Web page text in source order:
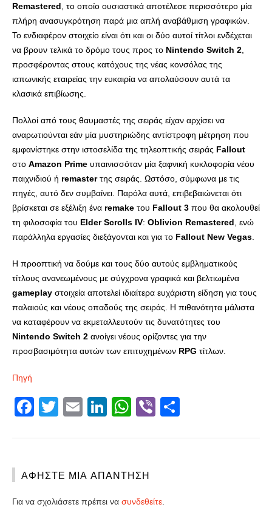
Remastered , το οποίο ουσιαστικά αποτέλεσε περισσότερο μία
πλήρη ανασυγκρότηση παρά μια απλή αναβάθμιση γραφικών.
Το ενδιαφέρον στοιχείο είναι ότι και οι δύο αυτοί τίτλοι ενδέχεται
να βρουν τελικά το δρόμο τους προς το Nintendo Switch 2
προσφέροντας στους κατόχους της νέας κονσόλας της
ιαπωνικής εταιρείας την ευκαιρία να απολαύσουν αυτά τα
κλασικά επιβίωσης.
Πολλοί από τους θαυμαστές της σειράς είχαν αρχίσει να
αναρωτιούνται εάν μία μυστηριώδης αντίστροφη μέτρηση που
εμφανίστηκε στην ιστοσελίδα της τηλεοπτικής σειράς Fallout
στο Amazon Prime υπαινισσόταν μία ξαφνική κυκλοφορία νέου
παιχνιδιού ή remasterτης σειράς. Ωστόσο, σύμφωνα με τις
πηγές, αυτό δεν συμβαίνει. Παρόλα αυτά, επιβεβαιώνεται ότι
βρίσκεται σε εξέλιξη ένα remake του Fallout 3 που θα ακολουθεί
τη φιλοσοφία του Elder Scrolls IV: Oblivion Remastered , ενώ
παράλληλα εργασίες διεξάγονται και για το Fallout New Vegas
Η προοπτική να δούμε και τους δύο αυτούς εμβληματικούς
τίτλους ανανεωμένους με σύγχρονα γραφικά και βελτιωμένα
gameplay στοιχεία αποτελεί ιδιαίτερα ευχάριστη είδηση για τους
παλαιούς και νέους οπαδούς της σειράς. Η πιθανότητα μάλιστα
να καταφέρουν να εκμεταλλευτούν τις δυνατότητες του
Nintendo Switch 2 ανοίγει νέους ορίζοντες για την
προσβασιμότητα αυτών των επιτυχημένων RPG τίτλων.
Πηγή
Facebook
Twitter
EmailLinkedIn
WhatsApp
Viber
ΑΦΉΣΤΕ ΜΙΑ ΑΠΆΝΤΗΣΗ
Για να σχολιάσετε πρέπει να συνδεθείτε